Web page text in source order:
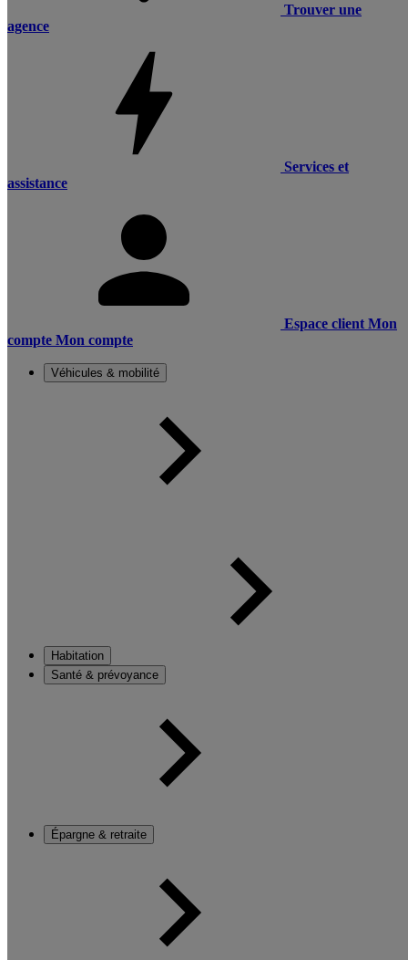
Trouver une
agence
Services et
assistance
Espace client Mon
compte Mon compte
Véhicules & mobilité
Habitation
Santé & prévoyance
Épargne & retraite